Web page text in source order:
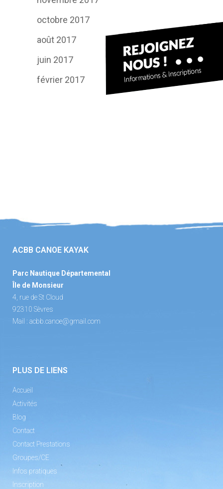
octobre 2017
août 2017
juin 2017
février 2017
ACBB CANOE KAYAK
Parc Nautique Départemental
Île de Monsieur
4, rue de St Cloud
92310 Sèvres
Mail : acbb.canoe@gmail.com
PLUS DE LIENS
Accueil
Activités
Blog
Contact
Contact Prestations
Groupes/CE
Infos pratiques
Inscription